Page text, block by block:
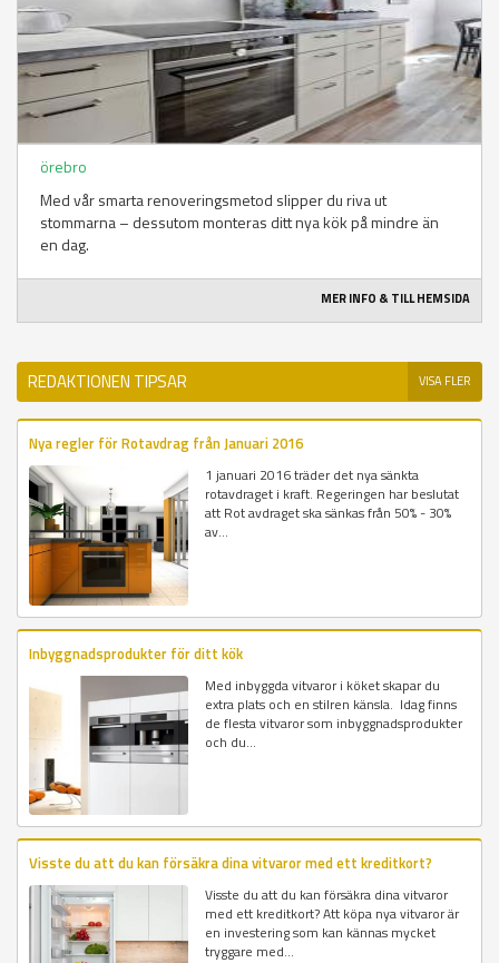
örebro
Med vår smarta renoveringsmetod slipper du riva ut
stommarna – dessutom monteras ditt nya kök på mindre än
en dag.
MER INFO & TILL HEMSIDA
REDAKTIONEN TIPSAR VISA FLER
Nya regler för Rotavdrag från Januari 2016
1 januari 2016 träder det nya sänkta
rotavdraget i kraft. Regeringen har beslutat
att Rot avdraget ska sänkas från 50% - 30%
av...
Inbyggnadsprodukter för ditt kök
Med inbyggda vitvaror i köket skapar du
extra plats och en stilren känsla. Idag finns
de flesta vitvaror som inbyggnadsprodukter
och du...
Visste du att du kan försäkra dina vitvaror med ett kreditkort?
Visste du att du kan försäkra dina vitvaror
med ett kreditkort? Att köpa nya vitvaror är
en investering som kan kännas mycket
tryggare med...